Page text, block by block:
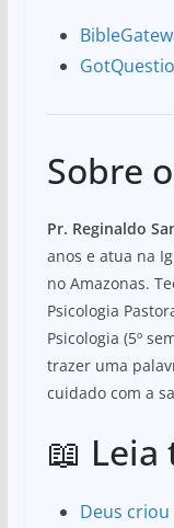
Sobre
Pr. Reginaldo
anos e atua na
no Amazonas.
Psicologia
Psicologia (5º
trazer uma
cuidado com a
📖
Deus